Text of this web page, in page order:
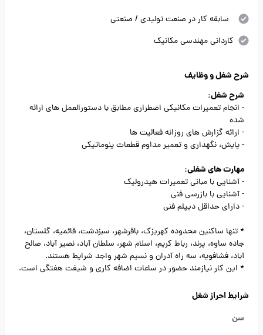
سابقه کار در صنعت تولیدی / صنعتی
کاردانی مهندسی مکانیک
شرح شغل و وظایف
شرح شغل:
- انجام تعمیرات مکانیکی اضطراری مطابق با دستورالعمل های ارائه
شده
- ارائه گزارش های روزانه فعالیت ها
- پایش، نگهداری و تعمیر مداوم قطعات پنوماتیکی
مهارت های شغلی:
- آشنایی با مبانی تعمیرات هیدرولیک
- آشنایی با بازرسی فنی
- دارای حداقل دیپلم فنی
* تنها ساکنین محدوده کهریزک، باقرشهر، سبزدشت، قائمیه، گلستان،
جاده ساوه، پرند، رباط کریم، اسلام شهر، سلطان آباد، نصیر آباد، صالح
آباد، فشافویه، سه راه آدران و نسیم شهر واجد شرایط هستند.
* این کار نیازمند حضور در ساعات اضافه کاری و شیفت هفتگی است.
شرایط احراز شغل
سن